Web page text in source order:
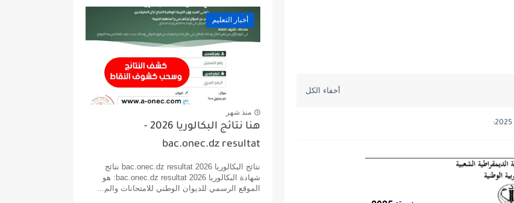
أخبار التعليم
منذ شهر
هنا نتائج البكالوريا 2026 -
bac.onec.dz resultat
نتائج البكالوريا 2026 bac.onec.dz resultat نتائج
شهادة البكالوريا 2026 bac.onec.dz resultat: هو
الموقع الرسمي للديوان الوطني للامتحانات والم...